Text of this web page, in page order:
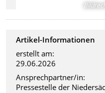
Artikel-Informationen
erstellt am:
29.06.2026
Ansprechpartner/in:
Pressestelle der